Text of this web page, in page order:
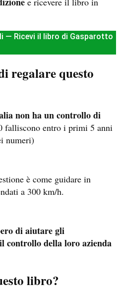
— Ricevi il libro di Gasparotto
regalare questo
non ha un controllo di
falliscono entro i primi 5 anni
numeri)
è come guidare in
a 300 km/h.
di aiutare gli
controllo della loro azienda
libro?